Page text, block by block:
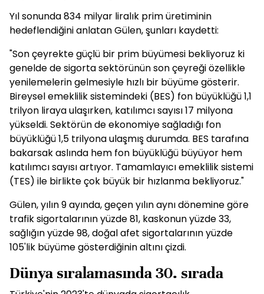
Yıl sonunda 834 milyar liralık prim üretiminin
hedeflendiğini anlatan Gülen, şunları kaydetti:
"Son çeyrekte güçlü bir prim büyümesi bekliyoruz ki
genelde de sigorta sektörünün son çeyreği özellikle
yenilemelerin gelmesiyle hızlı bir büyüme gösterir.
Bireysel emeklilik sistemindeki (BES) fon büyüklüğü 1,1
trilyon liraya ulaşırken, katılımcı sayısı 17 milyona
yükseldi. Sektörün de ekonomiye sağladığı fon
büyüklüğü 1,5 trilyona ulaşmış durumda. BES tarafına
bakarsak aslında hem fon büyüklüğü büyüyor hem
katılımcı sayısı artıyor. Tamamlayıcı emeklilik sistemi
(TES) ile birlikte çok büyük bir hızlanma bekliyoruz."
Gülen, yılın 9 ayında, geçen yılın aynı dönemine göre
trafik sigortalarının yüzde 81, kaskonun yüzde 33,
sağlığın yüzde 98, doğal afet sigortalarının yüzde
105'lik büyüme gösterdiğinin altını çizdi.
Dünya sıralamasında 30. sırada